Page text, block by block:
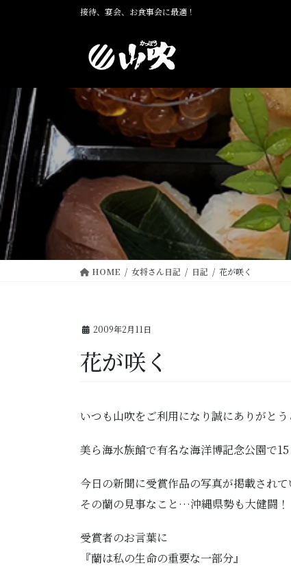
移
動
接待、宴会、お食事会に最適！
HOME 女将さん日記 日記 花が咲く
2009年2月11日
花が咲く
いつも山吹をご利用になり誠にありがとう
美ら海水族館で有名な海洋博記念公園で
今日の新聞に受賞作品の写真が掲載されて
その蘭の見事なこと…沖縄県勢も大健闘！
受賞者のお言葉に
『蘭は私の生命の重要な一部分』